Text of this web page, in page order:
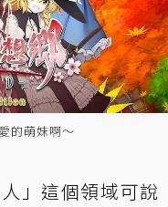
的萌妹啊～
」這個領域可說